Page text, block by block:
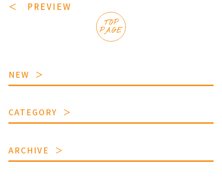
＜ PREVIEW
TOP
PAGE
NEW
CATEGORY
ARCHIVE